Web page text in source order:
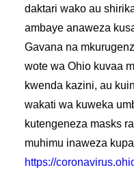
daktari wako au
ambaye anaweza
Gavana na
wote wa Ohio kuvaa
kwenda kazini, au
wakati wa kuweka
kutengeneza masks
muhimu inaweza
https://